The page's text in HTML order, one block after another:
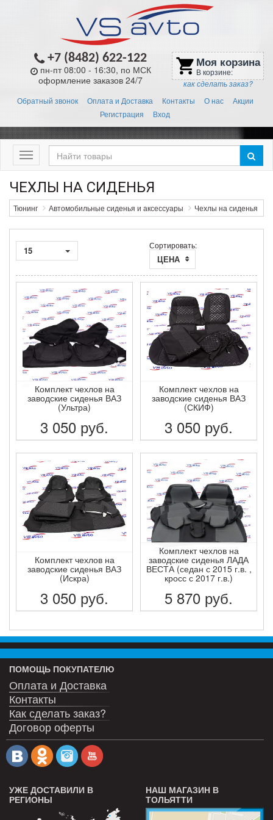
+7 (8482) 622-122
пн-пт 08:00 - 16:30, по МСК
оформление заказов 24/7
shopping_cart Моя корзина
В корзине:
как сделать заказ?
Обратный звонок Оплата и Доставка Контакты О нас
Акции
Регистрация
Вход
Меню
ЧЕХЛЫ НА СИДЕНЬЯ
Тюнинг Автомобильные сиденья и аксессуары Чехлы на сиденья
15 Сортировать:
ЦЕНА
Комплект чехлов на
заводские сиденья ВАЗ
(Ультра)
3 050 руб.
ПОДРОБНЕЕ
Комплект чехлов на
заводские сиденья ВАЗ
(СКИФ)
3 050 руб.
ПОДРОБНЕЕ
Комплект чехлов на
заводские сиденья ВАЗ
(Искра)
3 050 руб.
ПОДРОБНЕЕ
Комплект чехлов на
заводские сиденья ЛАДА
ВЕСТА (седан с 2015 г.в. ,
кросс с 2017 г.в.)
5 870 руб.
ПОДРОБНЕЕ
ПОМОЩЬ ПОКУПАТЕЛЮ
Оплата и Доставка
Контакты
Как сделать заказ?
Договор оферты
УЖЕ ДОСТАВИЛИ В
РЕГИОНЫ
НАШ МАГАЗИН В
ТОЛЬЯТТИ